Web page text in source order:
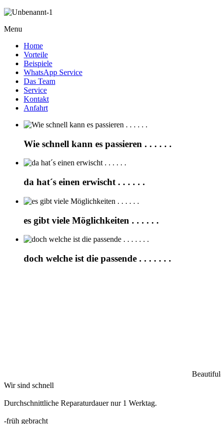
Menu
Home
Vorteile
Beispiele
WhatsApp Service
Das Team
Service
Kontakt
Anfahrt
Wie schnell kann es passieren . . . . . .
da hat´s einen erwischt . . . . . .
es gibt viele Möglichkeiten . . . . . .
doch welche ist die passende . . . . . . .
Wir sind schnell
Durchschnittliche Reparaturdauer nur 1 Werktag.
-früh gebracht